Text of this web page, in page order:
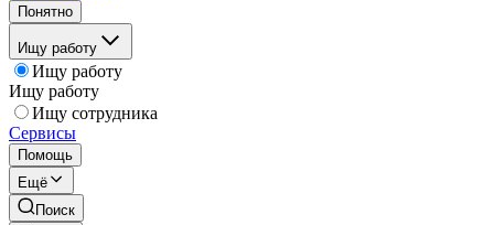
Понятно
Ищу работу
Ищу работу
Ищу работу
Ищу сотрудника
Сервисы
Помощь
Ещё
Поиск